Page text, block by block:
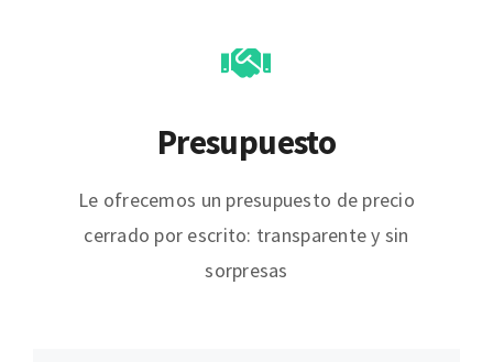
Presupuesto
Le ofrecemos un presupuesto de precio
cerrado por escrito: transparente y sin
sorpresas